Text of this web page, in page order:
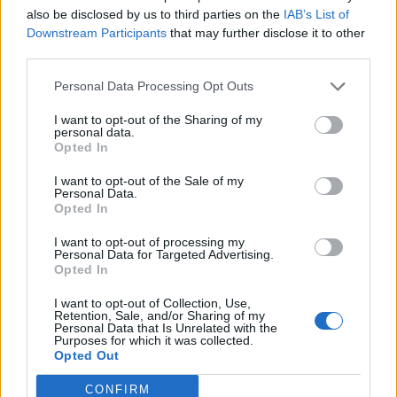
also be disclosed by us to third parties on the IAB’s List of
Downstream Participants that may further disclose it to other
Personal Data Processing Opt Outs
I want to opt-out of the Sharing of my
personal data.
Opted In
I want to opt-out of the Sale of my
Personal Data.
Opted In
I want to opt-out of processing my
Personal Data for Targeted Advertising.
Opted In
I want to opt-out of Collection, Use,
Retention, Sale, and/or Sharing of my
Personal Data that Is Unrelated with the
Purposes for which it was collected.
Opted Out
CONFIRM
Colheita de sangue regressa ao
Hospital Sousa Martins durante o mês
de agosto
DESTAQUES